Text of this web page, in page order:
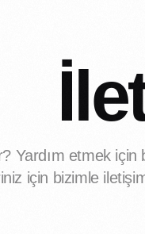
Yardım etmek için
için bizimle